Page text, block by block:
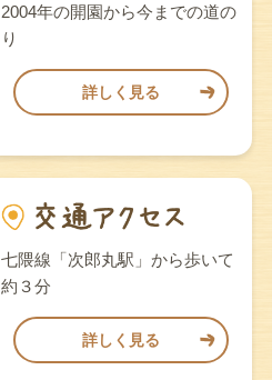
2004年の開園から今までの道の
り
詳しく見る
七隈線「次郎丸駅」から歩いて
約３分
詳しく見る